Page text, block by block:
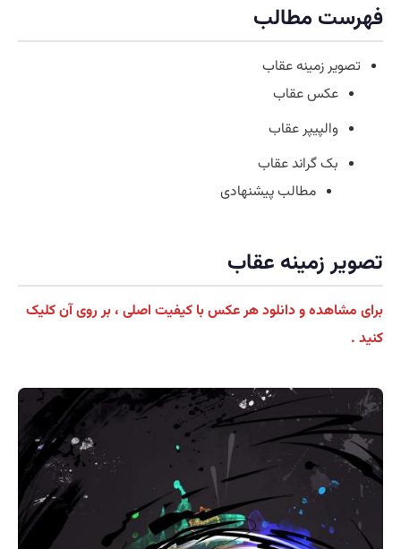
فهرست مطالب
تصویر زمینه عقاب
عکس عقاب
والپیپر عقاب
بک گراند عقاب
مطالب پیشنهادی
تصویر زمینه عقاب
برای مشاهده و دانلود هر عکس با کیفیت اصلی ، بر روی آن کلیک
کنید .